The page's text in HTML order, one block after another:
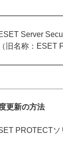
Server
（旧名称：ESET
更新の方法
PROTECT